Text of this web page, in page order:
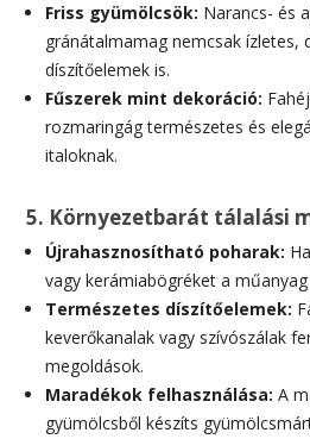
Friss gyümölcsök: Narancs- és
gránátalmamag nemcsak ízletes,
díszítőelemek is.
Fűszerek mint dekoráció:
rozmaringág természetes és
italoknak.
5. Környezetbarát tálalási
Újrahasznosítható poharak:
vagy kerámiabögréket a
Természetes díszítőelemek:
keverőkanalak vagy szívószálak
megoldások.
Maradékok felhasználása: A
gyümölcsből készíts